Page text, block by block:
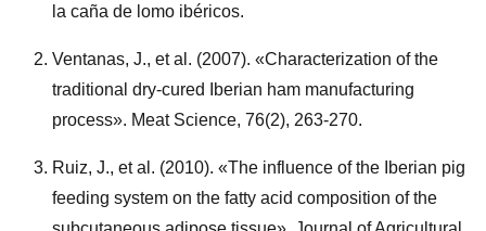
la caña de lomo ibéricos.
Ventanas, J., et al. (2007). «Characterization of the
traditional dry-cured Iberian ham manufacturing
process». Meat Science, 76(2), 263-270.
Ruiz, J., et al. (2010). «The influence of the Iberian pig
feeding system on the fatty acid composition of the